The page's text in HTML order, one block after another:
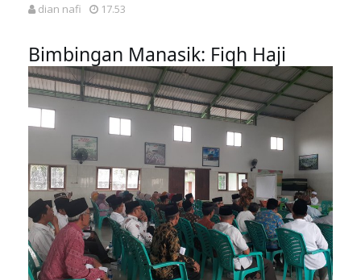
dian nafi 17.53
Bimbingan Manasik: Fiqh Haji